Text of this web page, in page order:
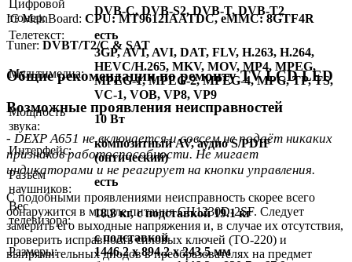
Цифровой
тюнер:
DVB-C, DVB-S2, DVB-T, DVB-T2
Телетекст:
есть
Мультимедиа:
3GP, AV1, AVI, DAT, FLV, H.263, H.264,
HEVC/H.265, MKV, MOV, MP4, MPEG,
MPEG-1, MPEG-2, MPEG-4, MPG, TP, TS,
VC-1, VOB, VP8, VP9
Мощность
звука:
10 Вт
Интерфейс:
композитный AV, аудио S/PDIF
(оптический)
Разъём
наушников:
есть
Вес
телевизора:
18.8 кг, с подставкой 19.1 кг
Размеры:
с подставкой
1446.2 x 894.2 x 243.5 мм
IC MainBoard: CPU: MT9612IAATDC, eMMC: 8GTF4R
Тuner: DVBT/T2/C & SAT
Общие рекомендации по ремонту TV LCD LED
Возможные проявления неисправностей
- DEXP A651 не включается и совсем не подаёт никаких
признаков работоспособности. Не мигает
индикаторами и не реагирует на кнопки управления.
С подобными проявлениями неисправность скорее всего
обнаружится в модуле питания CH1230D-2SF. Следует
замерить его выходные напряжения и, в случае их отсутствия,
проверить исправность силовых ключей (TO-220) и
выпрямительных диодов в преобразователях на предмет